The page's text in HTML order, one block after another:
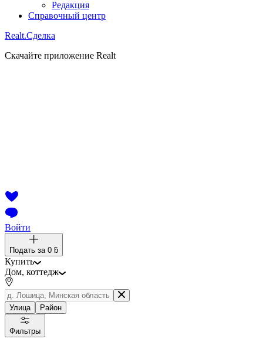
Редакция
Справочный центр
Realt.Сделка
Скачайте приложение Realt
Войти
Подать за 0 ƃ
Купить
Дом, коттедж
Улица Район
Фильтры